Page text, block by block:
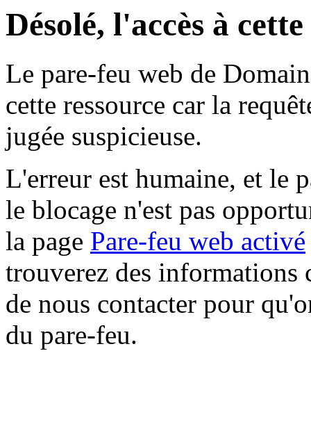
Désolé, l'accès à
Le pare-feu web de
cette ressource car la
jugée suspicieuse.
L'erreur est humaine, et le
le blocage n'est pas
la page Pare-feu web activé
trouverez des informations
de nous contacter pour
du pare-feu.